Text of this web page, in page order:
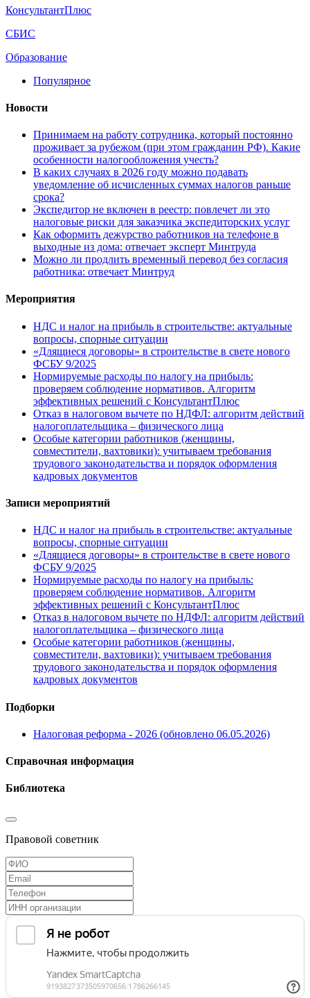
КонсультантПлюс
СБИС
Образование
Популярное
Новости
Принимаем на работу сотрудника, который постоянно
проживает за рубежом (при этом гражданин РФ). Какие
особенности налогообложения учесть?
В каких случаях в 2026 году можно подавать
уведомление об исчисленных суммах налогов раньше
срока?
Экспедитор не включен в реестр: повлечет ли это
налоговые риски для заказчика экспедиторских услуг
Как оформить дежурство работников на телефоне в
выходные из дома: отвечает эксперт Минтруда
Можно ли продлить временный перевод без согласия
работника: отвечает Минтруд
Мероприятия
НДС и налог на прибыль в строительстве: актуальные
вопросы, спорные ситуации
«Длящиеся договоры» в строительстве в свете нового
ФСБУ 9/2025
Нормируемые расходы по налогу на прибыль:
проверяем соблюдение нормативов. Алгоритм
эффективных решений с КонсультантПлюс
Отказ в налоговом вычете по НДФЛ: алгоритм действий
налогоплательщика – физического лица
Особые категории работников (женщины,
совместители, вахтовики): учитываем требования
трудового законодательства и порядок оформления
кадровых документов
Записи мероприятий
НДС и налог на прибыль в строительстве: актуальные
вопросы, спорные ситуации
«Длящиеся договоры» в строительстве в свете нового
ФСБУ 9/2025
Нормируемые расходы по налогу на прибыль:
проверяем соблюдение нормативов. Алгоритм
эффективных решений с КонсультантПлюс
Отказ в налоговом вычете по НДФЛ: алгоритм действий
налогоплательщика – физического лица
Особые категории работников (женщины,
совместители, вахтовики): учитываем требования
трудового законодательства и порядок оформления
кадровых документов
Подборки
Налоговая реформа - 2026 (обновлено 06.05.2026)
Справочная информация
Библиотека
Правовой советник